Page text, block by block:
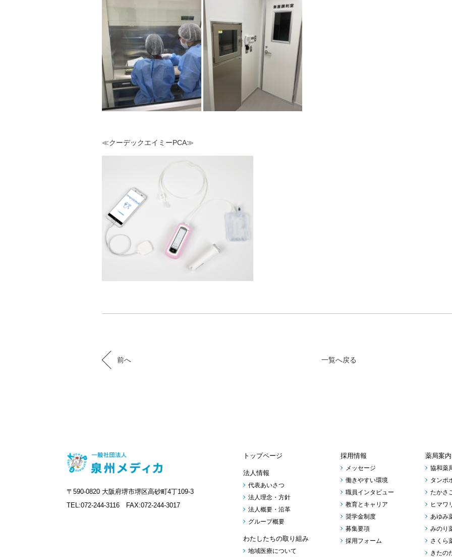
≪クーデックエイミーPCA≫
前へ 一覧へ戻る
〒590-0820 大阪府堺市堺区高砂町4丁109-3
TEL:072-244-3116 FAX:072-244-3017
トップページ
法人情報
代表あいさつ
法人理念・方針
法人概要・沿革
グループ概要
わたしたちの取り組み
地域医療について
採用情報
メッセージ
働きやすい環境
職員インタビュー
教育とキャリア
奨学金制度
募集要項
採用フォーム
薬局案内
協和薬
タンポ
たかさ
ヒマワ
あゆみ
みのり
さくら
きたの